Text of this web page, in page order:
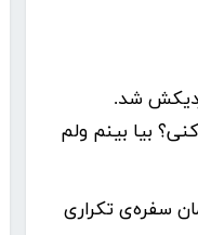
شد.
بیا بینم ولم
سفره‌ی تکراری